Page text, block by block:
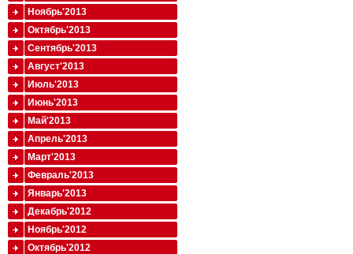
Ноябрь'2013
Октябрь'2013
Сентябрь'2013
Август'2013
Июль'2013
Июнь'2013
Май'2013
Апрель'2013
Март'2013
Февраль'2013
Январь'2013
Декабрь'2012
Ноябрь'2012
Октябрь'2012